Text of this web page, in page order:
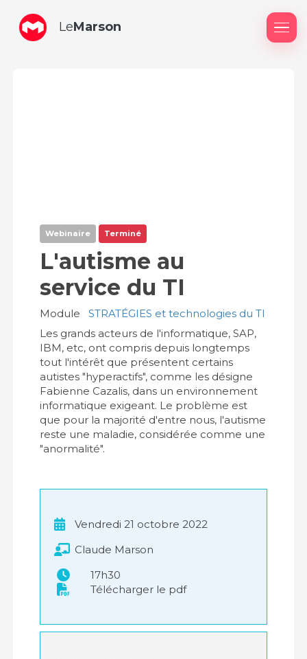
LeMarson
Webinaire Terminé
L'autisme au
service du TI
Module
STRATÉGIES et technologies du TI
Les grands acteurs de l'informatique, SAP,
IBM, etc, ont compris depuis longtemps
tout l'intérêt que présentent certains
autistes "hyperactifs", comme les désigne
Fabienne Cazalis, dans un environnement
informatique exigeant. Le problème est
que pour la majorité d'entre nous, l'autisme
reste une maladie, considérée comme une
"anormalité".
Vendredi 21 octobre 2022
Claude Marson
17h30
Télécharger le pdf